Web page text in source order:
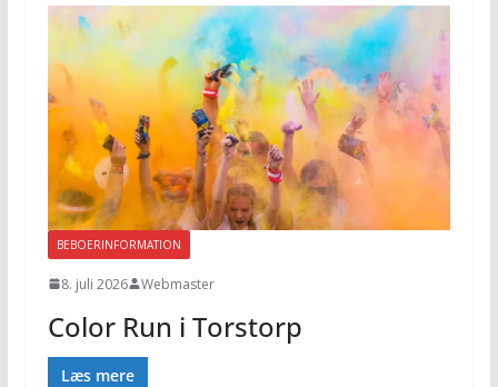
BEBOERINFORMATION
8. juli 2026 Webmaster
Color Run i Torstorp
Læs mere